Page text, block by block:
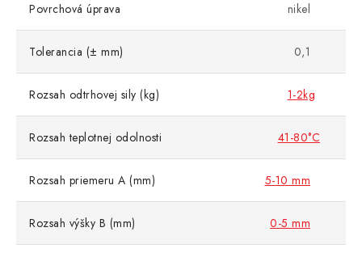
Povrchová úprava nikel
Tolerancia (± mm) 0,1
Rozsah odtrhovej sily (kg) 1-2kg
Rozsah teplotnej odolnosti 41-80°C
Rozsah priemeru A (mm) 5-10 mm
Rozsah výšky B (mm) 0-5 mm